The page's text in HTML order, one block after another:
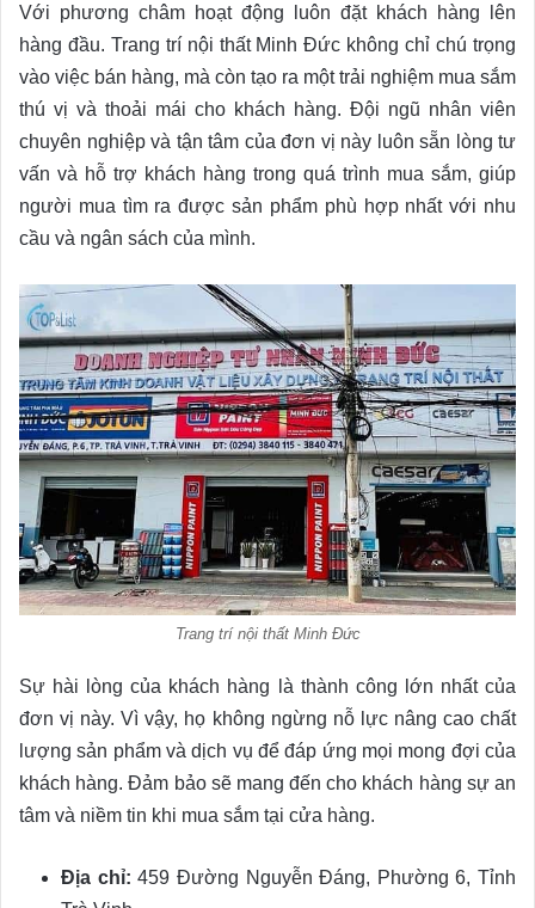
Với phương châm hoạt động luôn đặt khách hàng lên
hàng đầu. Trang trí nội thất Minh Đức không chỉ chú trọng
vào việc bán hàng, mà còn tạo ra một trải nghiệm mua sắm
thú vị và thoải mái cho khách hàng. Đội ngũ nhân viên
chuyên nghiệp và tận tâm của đơn vị này luôn sẵn lòng tư
vấn và hỗ trợ khách hàng trong quá trình mua sắm, giúp
người mua tìm ra được sản phẩm phù hợp nhất với nhu
cầu và ngân sách của mình.
Trang trí nội thất Minh Đức
Sự hài lòng của khách hàng là thành công lớn nhất của
đơn vị này. Vì vậy, họ không ngừng nỗ lực nâng cao chất
lượng sản phẩm và dịch vụ để đáp ứng mọi mong đợi của
khách hàng. Đảm bảo sẽ mang đến cho khách hàng sự an
tâm và niềm tin khi mua sắm tại cửa hàng.
Địa chỉ: 459 Đường Nguyễn Đáng, Phường 6, Tỉnh